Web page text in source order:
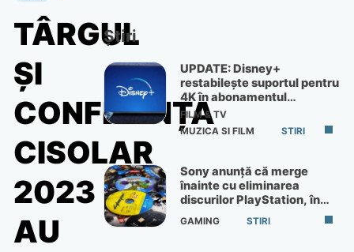
TÂRGUL
ȘI
CONFERINȚA
CISOLAR
2023
AU
Știri
UPDATE: Disney+
restabilește suportul pentru
4K în abonamentul
Premium
FILM & TV
MUZICA SI FILM
STIRI
Sony anunță că merge
înainte cu eliminarea
discurilor PlayStation, în
ciuda protestelor
GAMING STIRI